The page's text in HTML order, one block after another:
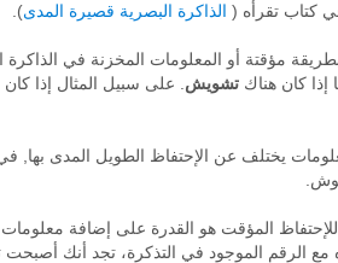
كتاب تقرأه ( الذاكرة البصرية قصيرة المدى).
مؤقتة أو المعلومات المخزنة في الذاكرة
كان هناك تشويش . على سبيل المثال إذا
يختلف عن الإحتفاظ الطويل المدى بها,
للإحتفاظ المؤقت هو القدرة على إضافة
مع الرقم الموجود في التذكرة، تجد أنك